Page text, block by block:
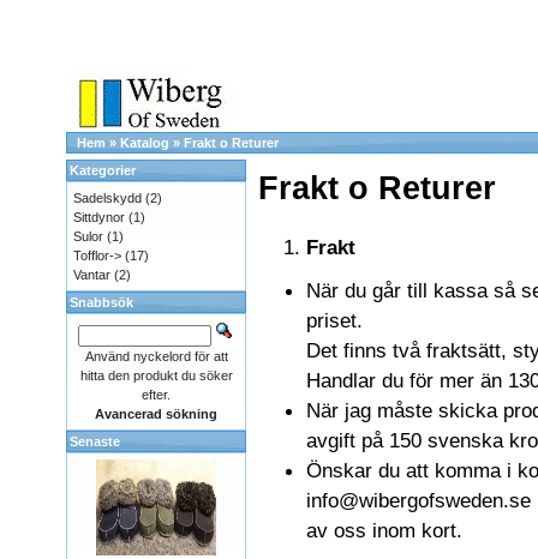
Hem » Katalog » Frakt o Returer
Frakt o Returer
Frakt
När du går till kassa så
priset.
Det finns två fraktsätt,
Handlar du för mer än
När jag måste skicka
avgift på 150 svenska
Önskar du att komma i
av oss inom kort.
Kategorier
Sadelskydd (2)
Sittdynor (1)
Sulor (1)
Tofflor-> (17)
Vantar (2)
Snabbsök
Använd nyckelord för att
hitta den produkt du söker
efter.
Avancerad sökning
Senaste